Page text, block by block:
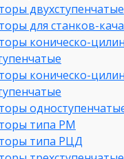
двухступенчатые
для станков-
коническо-
коническо-
типа РМ
типа РЦД